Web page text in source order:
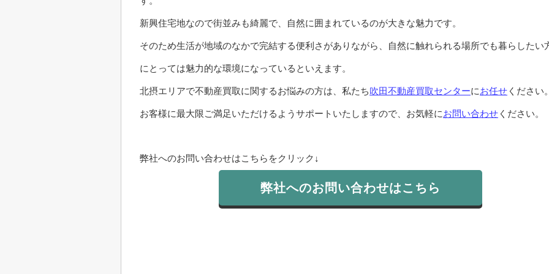
新興住宅地なので街並みも綺麗で、自然に囲まれているのが大きな魅力です。
そのため生活が地域のなかで完結する便利さがありながら、自然に触れられる場所でも暮らしたい
にとっては魅力的な環境になっているといえます。
北摂エリアで不動産買取に関するお悩みの方は、私たち吹田不動産買取センターにお任せ ください
お客様に最大限ご満足いただけるようサポートいたしますので、お気軽にお問い合わせ ください。
弊社へのお問い合わせはこちらをクリック↓
弊社へのお問い合わせはこちら